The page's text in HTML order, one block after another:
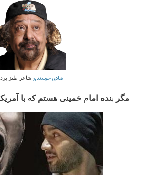
هادی خرسندی شاعر طنز
مگر بنده امام خمینی هستم که با